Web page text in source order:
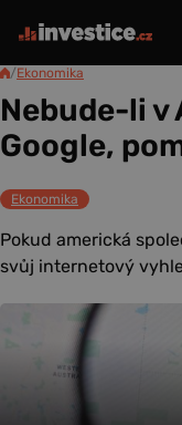
/Ekonomika
Nebude-li
Google,
Ekonomika
Pokud americká
svůj internetový